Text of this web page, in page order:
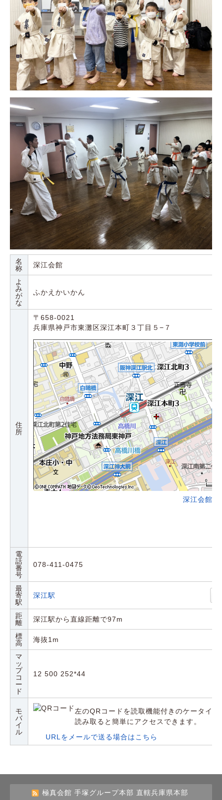
名
称
深江会館
よ
み
が
な
ふかえかいかん
住
所
〒658-0021
兵庫県神戸市東灘区深江本町３丁目５−７
深江会館
電
話
番
号
078-411-0475
最
寄
駅
深江駅
距
離
深江駅から直線距離で97m
標
高
海抜1m
マ
ッ
プ
コ
ー
ド
12 500 252*44
モ
バ
イ
ル
左のQRコードを読取機能付きのケータイ
読み取ると簡単にアクセスできます。
URLをメールで送る場合はこちら
極真会館 手塚グループ本部 直轄兵庫県本部